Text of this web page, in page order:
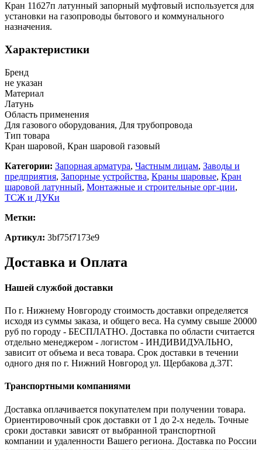
Кран 11б27п латунный запорный муфтовый используется для
установки на газопроводы бытового и коммунального
назначения.
Характеристики
Бренд
не указан
Материал
Латунь
Область применения
Для газового оборудования, Для трубопровода
Тип товара
Кран шаровой, Кран шаровой газовый
Категории: Запорная арматура, Частным лицам, Заводы и
предприятия, Запорные устройства, Краны шаровые, Кран
шаровой латунный, Монтажные и строительные орг-ции,
ТСЖ и ДУКи
Метки:
Артикул: 3bf75f7173e9
Доставка и Оплата
Нашей службой доставки
По г. Нижнему Новгороду стоимость доставки определяется
исходя из суммы заказа, и общего веса. На сумму свыше 20000
руб по городу - БЕСПЛАТНО. Доставка по области считается
отдельно менеджером - логистом - ИНДИВИДУАЛЬНО,
зависит от объема и веса товара. Срок доставки в течении
одного дня по г. Нижний Новгород ул. Щербакова д.37Г.
Транспортными компаниями
Доставка оплачивается покупателем при получении товара.
Ориентировочный срок доставки от 1 до 2-х недель. Точные
сроки доставки зависят от выбранной транспортной
компании и удаленности Вашего региона. Доставка по России